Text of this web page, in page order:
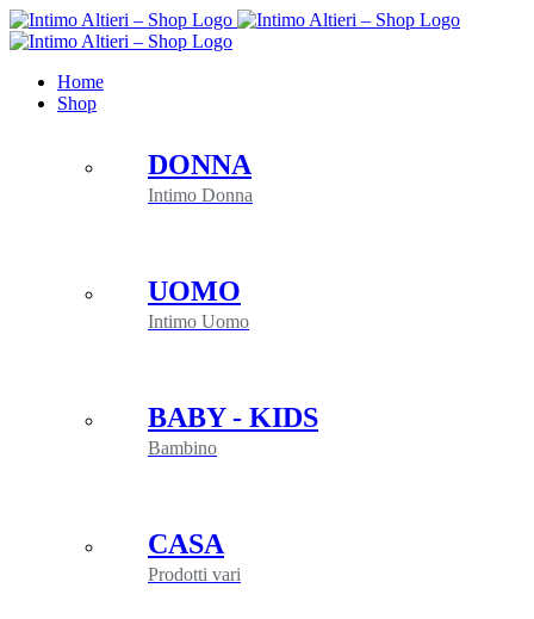
Salta
al
Home
Shop
DONNA
Intimo Donna
UOMO
Intimo Uomo
BABY - KIDS
Bambino
CASA
Prodotti vari